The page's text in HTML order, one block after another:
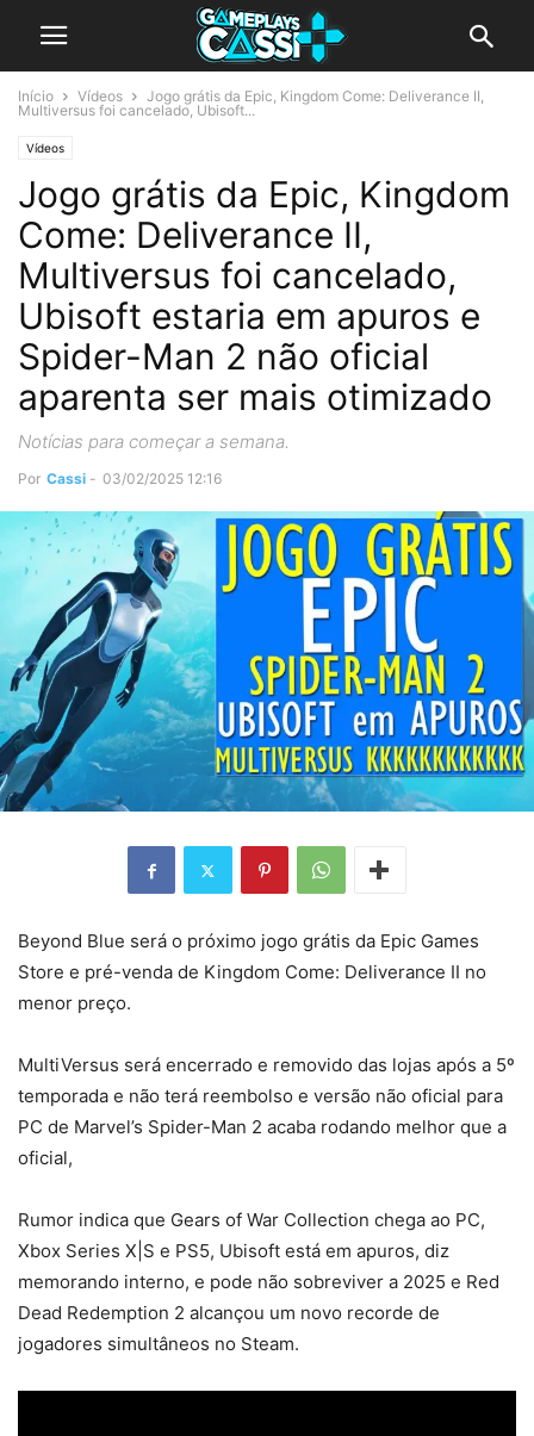
Início Vídeos
Jogo grátis da Epic, Kingdom Come: Deliverance II,
Multiversus foi cancelado, Ubisoft...
Vídeos
Jogo grátis da Epic, Kingdom
Come: Deliverance II,
Multiversus foi cancelado,
Ubisoft estaria em apuros e
Spider-Man 2 não oficial
aparenta ser mais otimizado
Notícias para começar a semana.
Por Cassi - 03/02/2025 12:16
Beyond Blue será o próximo jogo grátis da Epic Games
Store e pré-venda de Kingdom Come: Deliverance II no
menor preço.
MultiVersus será encerrado e removido das lojas após a 5º
temporada e não terá reembolso e versão não oficial para
PC de Marvel’s Spider-Man 2 acaba rodando melhor que a
oficial,
Rumor indica que Gears of War Collection chega ao PC,
Xbox Series X|S e PS5, Ubisoft está em apuros, diz
memorando interno, e pode não sobreviver a 2025 e Red
Dead Redemption 2 alcançou um novo recorde de
jogadores simultâneos no Steam.